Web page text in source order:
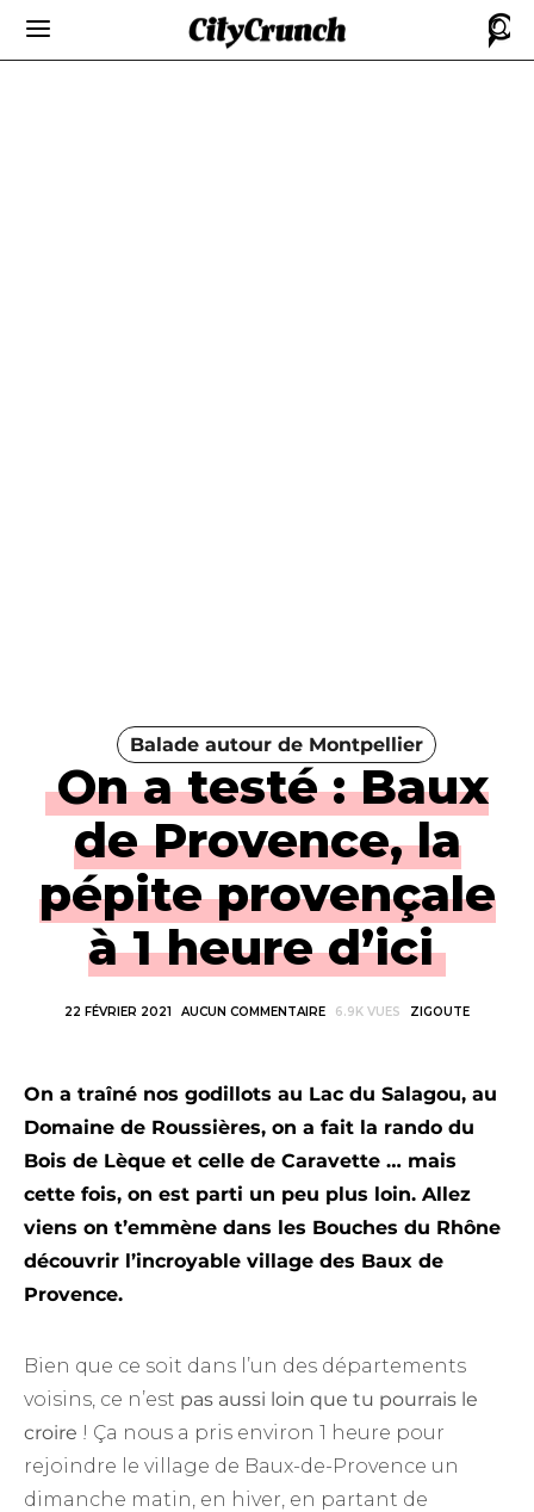
Balade autour de Montpellier
On a testé : Baux
de Provence, la
pépite provençale
à 1 heure d’ici
22 FÉVRIER 2021 AUCUN COMMENTAIRE 6.9K VUES ZIGOUTE
On a traîné nos godillots au Lac du Salagou, au
Domaine de Roussières, on a fait la rando du
Bois de Lèque et celle de Caravette … mais
cette fois, on est parti un peu plus loin. Allez
viens on t’emmène dans les Bouches du Rhône
découvrir l’incroyable village des Baux de
Provence.
Bien que ce soit dans l’un des départements
voisins, ce n’est pas aussi loin que tu pourrais le
croire ! Ça nous a pris environ 1 heure pour
rejoindre le village de Baux-de-Provence un
dimanche matin, en hiver, en partant de